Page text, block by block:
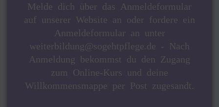
Melde dich über das Anmeldeformular
auf unserer Website an oder fordere ein
Anmeldeformular an unter
weiterbildung@sogehtpflege.de - Nach
Anmeldung bekommst du den Zugang
zum Online-Kurs und deine
Willkommensmappe per Post zugesandt.